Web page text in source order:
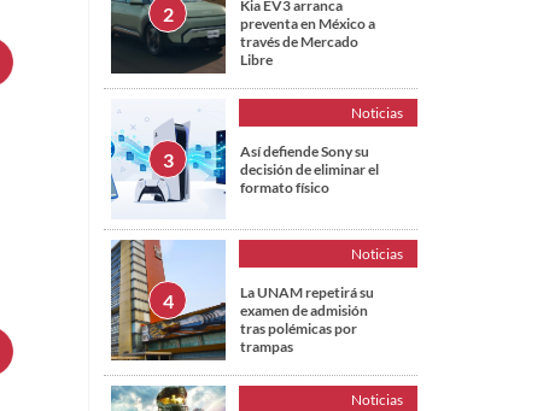
Kia EV3 arranca
preventa en México a
través de Mercado
Libre
Noticias
Así defiende Sony su
decisión de eliminar el
formato físico
Noticias
La UNAM repetirá su
examen de admisión
tras polémicas por
trampas
Noticias